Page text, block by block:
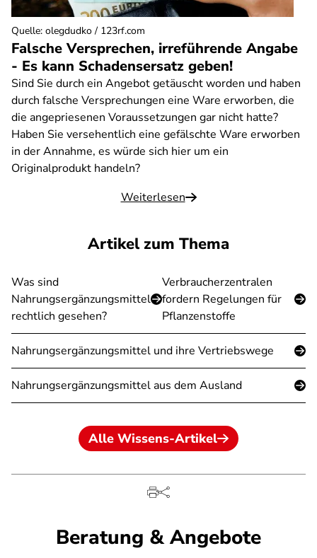
Falsche Versprechen, irreführende Angabe
- Es kann Schadensersatz geben!
Sind Sie durch ein Angebot getäuscht worden und haben
durch falsche Versprechungen eine Ware erworben, die
die angepriesenen Voraussetzungen gar nicht hatte?
Haben Sie versehentlich eine gefälschte Ware erworben
in der Annahme, es würde sich hier um ein
Originalprodukt handeln?
Weiterlesen
Quelle: olegdudko / 123rf.com
Artikel zum Thema
Was sind
Nahrungsergänzungsmittel
rechtlich gesehen?
Verbraucherzentralen
fordern Regelungen für
Pflanzenstoffe
Nahrungsergänzungsmittel und ihre Vertriebswege
Nahrungsergänzungsmittel aus dem Ausland
Alle Wissens-Artikel
Beratung & Angebote